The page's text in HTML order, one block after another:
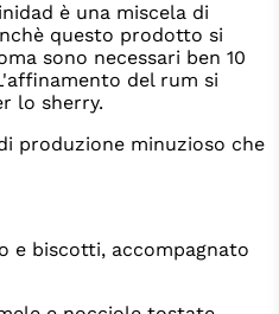
è una miscela di
questo prodotto si
sono necessari ben 10
del rum si
lo sherry.
produzione minuzioso che
e biscotti, accompagnato